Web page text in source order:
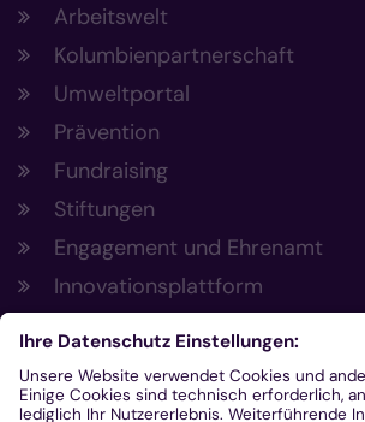
Arbeitswelt
Kolumbienpartnerschaft
Umweltportal
Prävention
Fundraising
Stiftungen
Engagement und Ehrenamt
Innovationsplattform
Aus der Plattform
Nachrichten